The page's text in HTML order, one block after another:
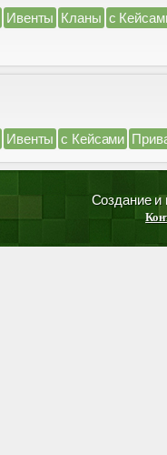
Ивенты Кланы с
Ивенты с Кейсами
Создание и